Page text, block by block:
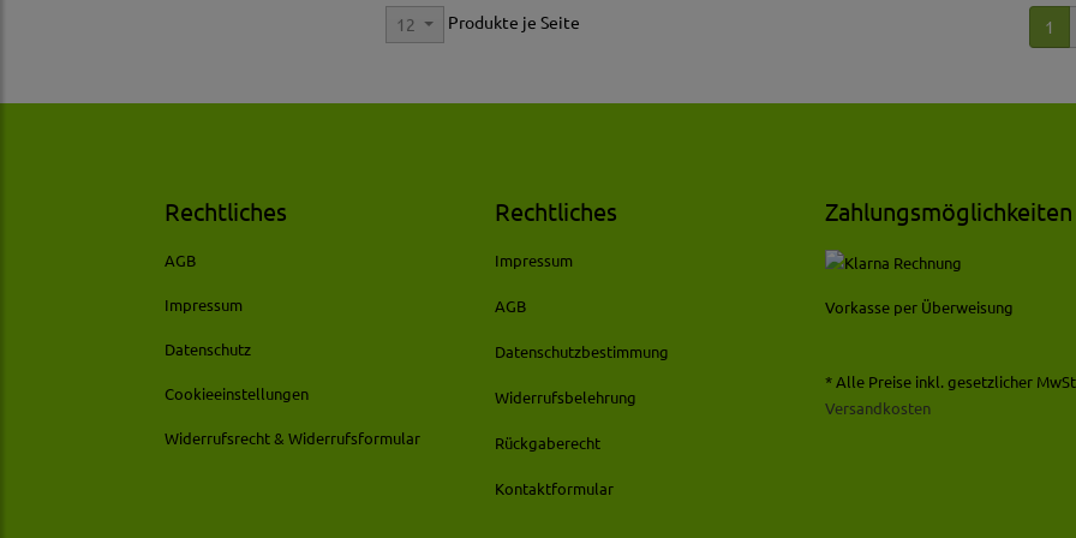
12 Produkte je Seite 1
Rechtliches
AGB
Impressum
Datenschutz
Cookieeinstellungen
Widerrufsrecht & Widerrufsformular
Rechtliches
Impressum
AGB
Datenschutzbestimmung
Widerrufsbelehrung
Rückgaberecht
Kontaktformular
Zahlungsmöglichkeiten
Vorkasse per Überweisung
* Alle Preise inkl. gesetzlicher
Versandkosten